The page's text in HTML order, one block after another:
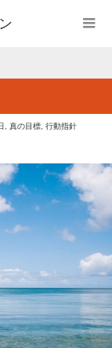
真の目標 行動指針